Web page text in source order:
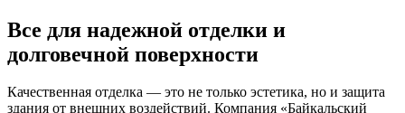
Все для надежной отделки и
долговечной поверхности
Качественная отделка — это не только эстетика, но и защита
здания от внешних воздействий. Компания «Байкальский